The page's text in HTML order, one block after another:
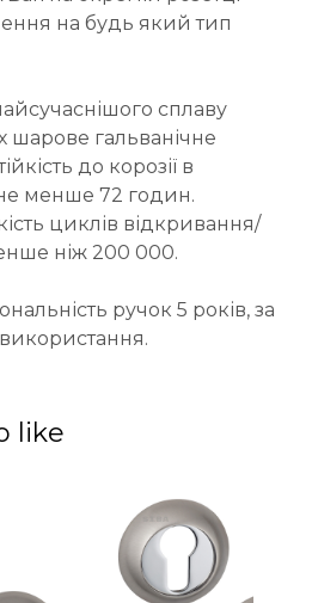
на будь який тип
сплаву
шарове гальванічне
до корозії в
менше 72 годин.
циклів відкривання/
ніж 200 000.
ручок 5 років, за
like